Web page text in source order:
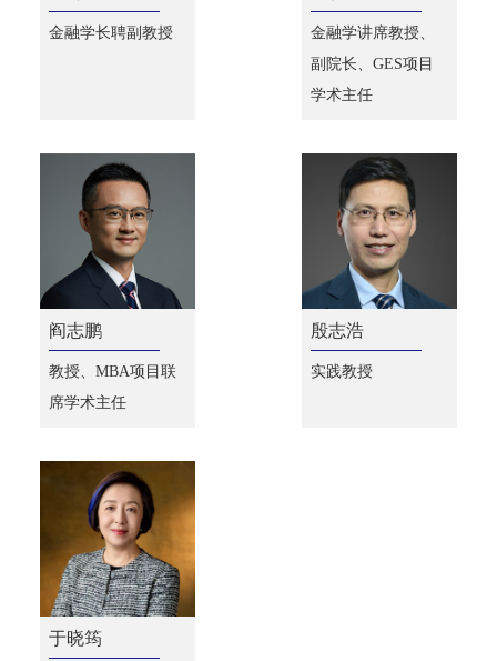
金融学长聘副教授
金融学讲席教授、
副院长、GES项目
学术主任
阎志鹏
教授、MBA项目联
席学术主任
殷志浩
实践教授
于晓筠